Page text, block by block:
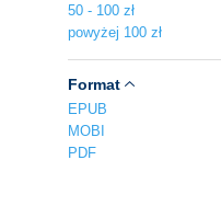
50 - 100 zł
powyżej 100 zł
Format
EPUB
MOBI
PDF